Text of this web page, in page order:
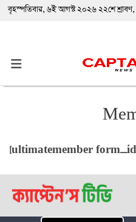
বৃহস্পতিবার, ৬ই আগস্ট ২০২৬ ২২শে শ্রাবণ,
[ultimatemember